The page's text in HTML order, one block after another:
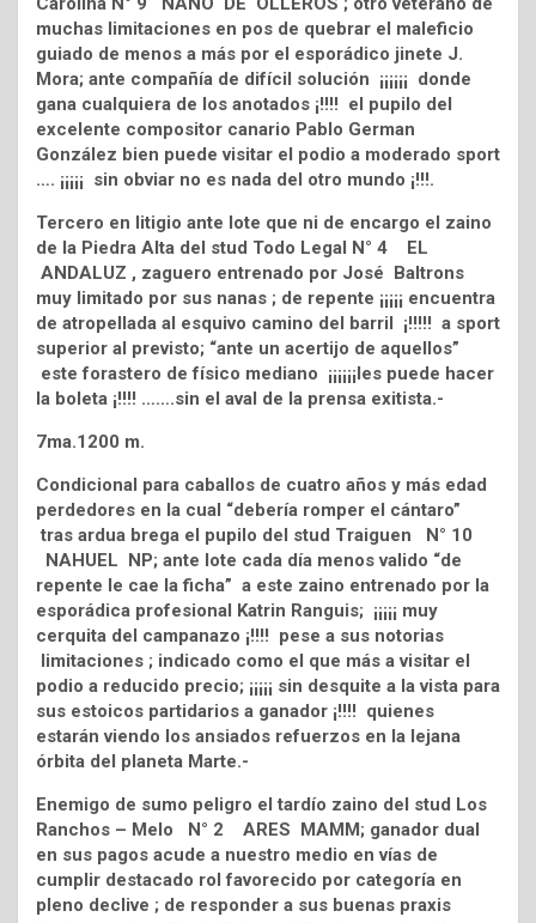
muchas limitaciones en pos de quebrar el maleficio
guiado de menos a más por el esporádico jinete J.
Mora; ante compañía de difícil solución ¡¡¡¡¡¡ donde
gana cualquiera de los anotados ¡!!!! el pupilo del
excelente compositor canario Pablo German
González bien puede visitar el podio a moderado sport
…. ¡¡¡¡¡ sin obviar no es nada del otro mundo ¡!!!.
Tercero en litigio ante lote que ni de encargo el zaino
de la Piedra Alta del stud Todo Legal N° 4 EL
ANDALUZ , zaguero entrenado por José Baltrons
muy limitado por sus nanas ; de repente ¡¡¡¡¡ encuentra
de atropellada al esquivo camino del barril ¡!!!!! a sport
superior al previsto; “ante un acertijo de aquellos”
este forastero de físico mediano ¡¡¡¡¡¡les puede hacer
la boleta ¡!!!! …….sin el aval de la prensa exitista.-
7ma.1200 m.
Condicional para caballos de cuatro años y más edad
perdedores en la cual “debería romper el cántaro”
tras ardua brega el pupilo del stud Traiguen N° 10
NAHUEL NP; ante lote cada día menos valido “de
repente le cae la ficha” a este zaino entrenado por la
esporádica profesional Katrin Ranguis; ¡¡¡¡¡ muy
cerquita del campanazo ¡!!!! pese a sus notorias
limitaciones ; indicado como el que más a visitar el
podio a reducido precio; ¡¡¡¡¡ sin desquite a la vista para
sus estoicos partidarios a ganador ¡!!!! quienes
estarán viendo los ansiados refuerzos en la lejana
órbita del planeta Marte.-
Enemigo de sumo peligro el tardío zaino del stud Los
Ranchos – Melo N° 2 ARES MAMM; ganador dual
en sus pagos acude a nuestro medio en vías de
cumplir destacado rol favorecido por categoría en
pleno declive ; de responder a sus buenas praxis